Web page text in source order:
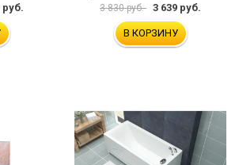
руб. 3 830 руб. 3 639 руб.
В КОРЗИНУ